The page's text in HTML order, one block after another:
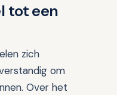
tot een
zich
om
Over het